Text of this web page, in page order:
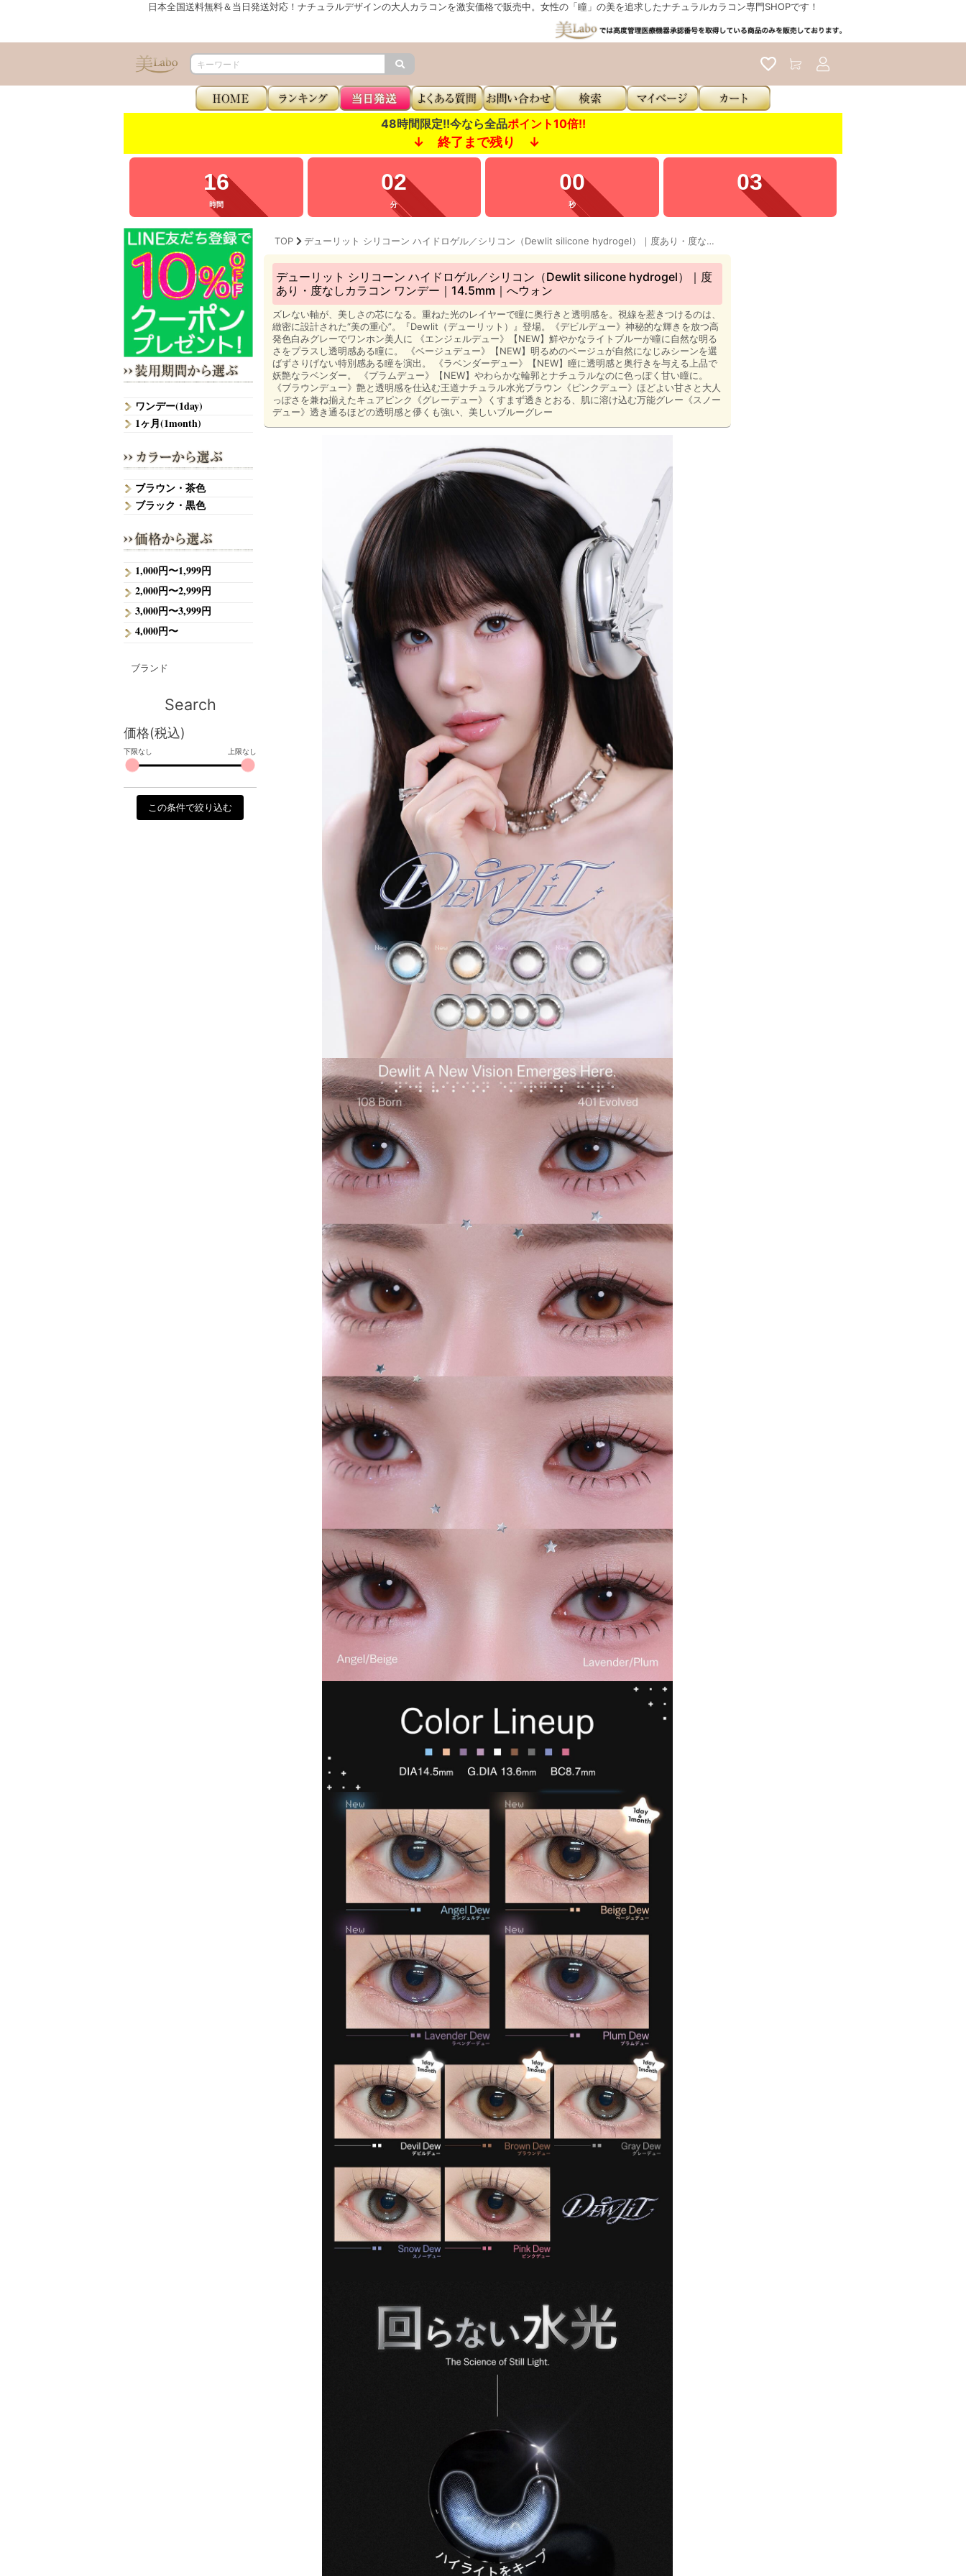
日本全国送料無料＆当日発送対応！ナチュラルデザインの大人カラコンを激安価格で販売中。女性の「瞳」の美を追求したナチュラルカラコン専門SHOPです！
48時間限定!!今なら全品ポイント10倍!!
↓ 終了まで残り ↓
16
時間
01
分
58
秒
57
ワンデー(1day)
1ヶ月(1month)
ブラウン・茶色
ブラック・黒色
1,000円〜1,999円
2,000円〜2,999円
3,000円〜3,999円
4,000円〜
ブランド
Search
価格(税込)
下限なし 上限なし
この条件で絞り込む
TOP デューリット シリコーン ハイドロゲル／シリコン（Dewlit silicone hydrogel）｜度あり・度なしカラコン ワンデー｜14.5mm｜へウォン
デューリット シリコーン ハイドロゲル／シリコン（Dewlit silicone hydrogel）｜度
あり・度なしカラコン ワンデー｜14.5mm｜へウォン
ズレない軸が、美しさの芯になる。重ねた光のレイヤーで瞳に奥行きと透明感を。視線を惹きつけるのは、
緻密に設計された“美の重心”。『Dewlit（デューリット）』登場。《デビルデュー》神秘的な輝きを放つ高
発色白みグレーでワンホン美人に 《エンジェルデュー》【NEW】鮮やかなライトブルーが瞳に自然な明る
さをプラスし透明感ある瞳に。 《ベージュデュー》【NEW】明るめのベージュが自然になじみシーンを選
ばずさりげない特別感ある瞳を演出。 《ラベンダーデュー》【NEW】瞳に透明感と奥行きを与える上品で
妖艶なラベンダー。 《プラムデュー》【NEW】やわらかな輪郭とナチュラルなのに色っぽく甘い瞳に。
《ブラウンデュー》艶と透明感を仕込む王道ナチュラル水光ブラウン《ピンクデュー》ほどよい甘さと大人
っぽさを兼ね揃えたキュアピンク《グレーデュー》くすまず透きとおる、肌に溶け込む万能グレー《スノー
デュー》透き通るほどの透明感と儚くも強い、美しいブルーグレー